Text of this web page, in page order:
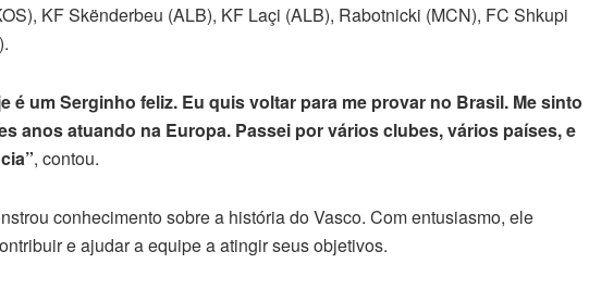
KF Skënderbeu (ALB), KF Laçi (ALB), Rabotnicki (MCN), FC Shkupi
é um Serginho feliz. Eu quis voltar para me provar no Brasil. Me sinto
anos atuando na Europa. Passei por vários clubes, vários países, e
, contou.
conhecimento sobre a história do Vasco. Com entusiasmo, ele
e ajudar a equipe a atingir seus objetivos.